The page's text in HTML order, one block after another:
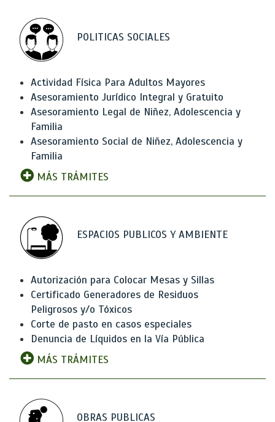
POLITICAS SOCIALES
Actividad Física Para Adultos Mayores
Asesoramiento Jurídico Integral y Gratuito
Asesoramiento Legal de Niñez, Adolescencia y
Familia
Asesoramiento Social de Niñez, Adolescencia y
Familia
MÁS TRÁMITES
ESPACIOS PUBLICOS Y AMBIENTE
Autorización para Colocar Mesas y Sillas
Certificado Generadores de Residuos
Peligrosos y/o Tóxicos
Corte de pasto en casos especiales
Denuncia de Líquidos en la Vía Pública
MÁS TRÁMITES
OBRAS PUBLICAS